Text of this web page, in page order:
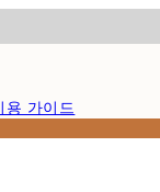
용 가이드